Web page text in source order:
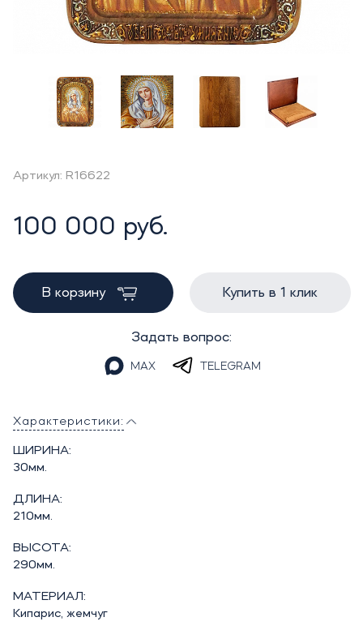
Артикул: R16622
100 000 руб.
В корзину Купить в 1 клик
Задать вопрос:
MAX TELEGRAM
Характеристики:
ШИРИНА:
30мм.
ДЛИНА:
210мм.
ВЫСОТА:
290мм.
МАТЕРИАЛ:
Кипарис, жемчуг